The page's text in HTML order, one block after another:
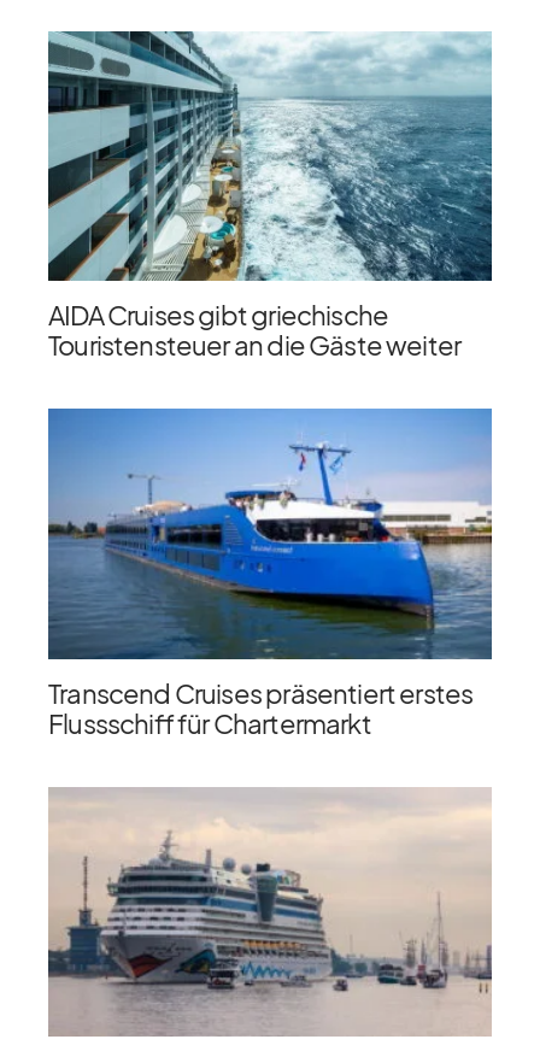
AIDA Cruises gibt griechische
Touristensteuer an die Gäste weiter
Transcend Cruises präsentiert erstes
Flussschiff für Chartermarkt